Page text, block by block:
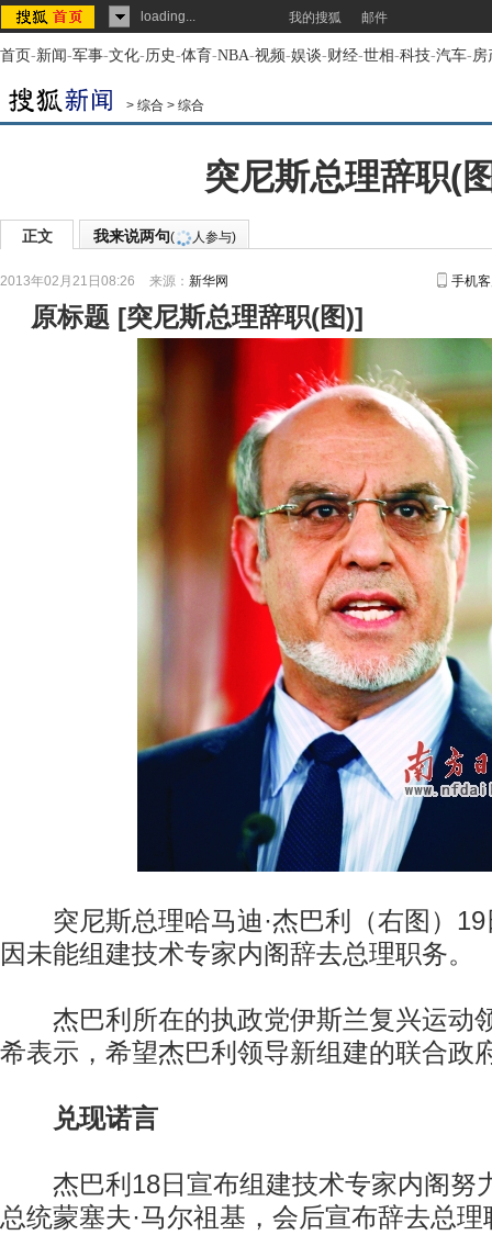
loading... 我的搜狐 邮件
首页-新闻-军事-文化-历史-体育-NBA-视频-娱谈-财经-世相-科技-汽车-房
> 综合 > 综合
突尼斯总理辞职(
正文 我来说两句( 人参与)
2013年02月21日08:26 来源： 新华网 手机
原标题 [突尼斯总理辞职(图)]
突尼斯总理哈马迪·杰巴利（右图）19
因未能组建技术专家内阁辞去总理职务。
杰巴利所在的执政党伊斯兰复兴运动
希表示，希望杰巴利领导新组建的联合政
兑现诺言
杰巴利18日宣布组建技术专家内阁努
总统蒙塞夫·马尔祖基，会后宣布辞去总